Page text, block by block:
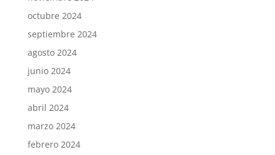
octubre 2024
septiembre 2024
agosto 2024
junio 2024
mayo 2024
abril 2024
marzo 2024
febrero 2024